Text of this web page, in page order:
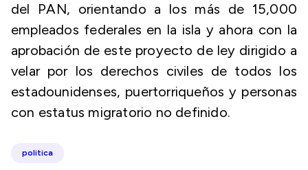
del PAN, orientando a los más de 15,000
empleados federales en la isla y ahora con la
aprobación de este proyecto de ley dirigido a
velar por los derechos civiles de todos los
estadounidenses, puertorriqueños y personas
con estatus migratorio no definido.
politica